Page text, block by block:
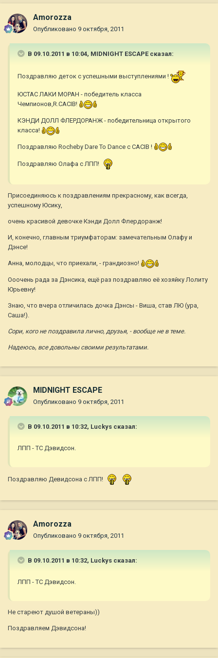
Amorozza
Опубликовано 9 октября, 2011
В 09.10.2011 в 10:04, MIDNIGHT ESCAPE сказал:
Поздравляю деток с успешными выступлениями !
ЮСТАС ЛАКИ МОРАН - победитель класса
Чемпионов,R.CACIB!
КЭНДИ ДОЛЛ ФЛЕРДОРАНЖ - победительница открытого
класса!
Поздравляю Rocheby Dare To Dance с CACIB !
Поздравляю Олафа с ЛПП!
Присоединяюсь к поздравлениям прекрасному, как всегда,
успешному Юсику,
очень красивой девочке Кэнди Долл Флердоранж!
И, конечно, главным триумфаторам: замечательным Олафу и
Дэнсе!
Анна, молодцы, что приехали, - грандиозно!
Ооочень рада за Дэнсика, ещё раз поздравляю её хозяйку Лолиту
Юрьевну!
Знаю, что вчера отличилась дочка Дэнсы - Виша, став ЛЮ (ура,
Саша!).
Сори, кого не поздравила лично, друзья, - вообще не в теме.
Надеюсь, все довольны своими результатами.
MIDNIGHT ESCAPE
Опубликовано 9 октября, 2011
В 09.10.2011 в 10:32, Luckys сказал:
ЛПП - ТС Дэвидсон.
Поздравляю Девидсона с ЛПП!
Amorozza
Опубликовано 9 октября, 2011
В 09.10.2011 в 10:32, Luckys сказал:
ЛПП - ТС Дэвидсон.
Не стареют душой ветераны))
Поздравляем Дэвидсона!